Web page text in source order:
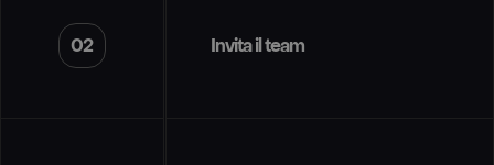
02 Invita il team